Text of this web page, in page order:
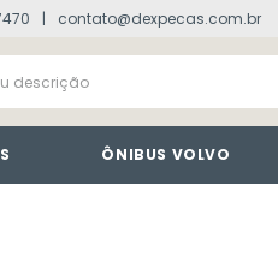
contato@dexpecas.com.br
ÔNIBUS VOLVO